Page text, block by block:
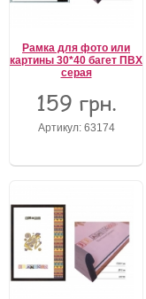
Рамка для фото или
картины 30*40 багет ПВХ
серая
159 грн.
Артикул: 63174